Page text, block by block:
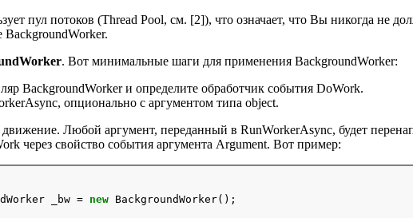
пул потоков (Thread Pool, см. [2]), что означает, что Вы никогда не
BackgroundWorker.
. Вот минимальные шаги для применения BackgroundWorker:
BackgroundWorker и определите обработчик события DoWork.
опционально с аргументом типа object.
движение. Любой аргумент, переданный в RunWorkerAsync, будет
через свойство события аргумента Argument. Вот пример:
_bw = new BackgroundWorker();